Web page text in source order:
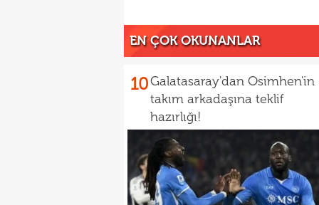
EN ÇOK OKUNANLAR
10Galatasaray'dan Osimhen'in
takım arkadaşına teklif
hazırlığı!